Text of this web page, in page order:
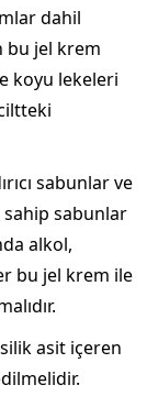
dahil
bu jel krem
koyu lekeleri
sabunlar ve
sabunlar
alkol,
bu jel krem ile
asit içeren